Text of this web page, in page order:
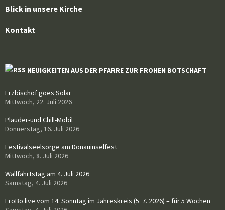
Blick in unsere Kirche
Kontakt
NEUIGKEITEN AUS DER PFARRE ZUR FROHEN BOTSCHAFT
Erzbischof goes Solar
Mittwoch, 22. Juli 2026
Plauder-und Chill-Mobil
Donnerstag, 16. Juli 2026
Festivalseelsorge am Donauinselfest
Mittwoch, 8. Juli 2026
Wallfahrtstag am 4. Juli 2026
Samstag, 4. Juli 2026
FroBo live vom 14. Sonntag im Jahreskreis (5. 7. 2026) – für 5 Wochen